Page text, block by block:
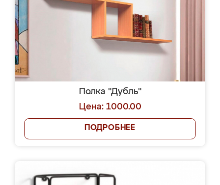
Полка "Дубль"
Цена: 1000.00
ПОДРОБНЕЕ